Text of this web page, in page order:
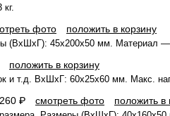
фото положить в корзину
(ВхШхГ): 45x200x50 мм. Материал —
положить в корзину
и т.д. ВхШхГ: 60x25x60 мм. Макс.
260 ₽ смотреть фото положить в